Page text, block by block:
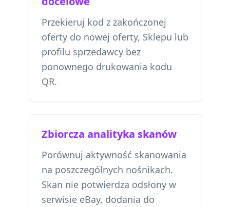
Przekieruj kod z zakończonej
oferty do nowej oferty, Sklepu lub
profilu sprzedawcy bez
ponownego drukowania kodu
QR.
Zbiorcza analityka skanów
Porównuj aktywność skanowania
na poszczególnych nośnikach.
Skan nie potwierdza odsłony w
serwisie eBay, dodania do